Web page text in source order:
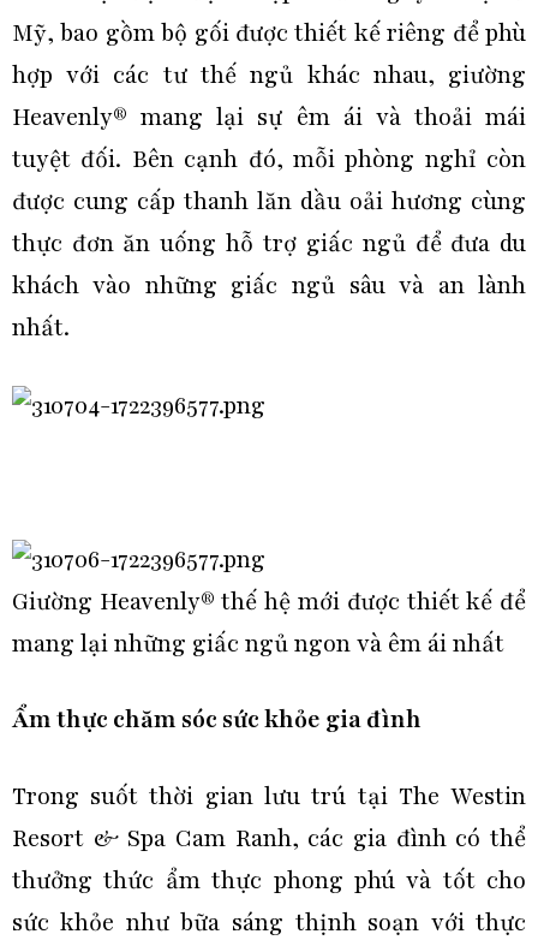
Mỹ, bao gồm bộ gối được thiết kế riêng để phù
hợp với các tư thế ngủ khác nhau, giường
Heavenly® mang lại sự êm ái và thoải mái
tuyệt đối. Bên cạnh đó, mỗi phòng nghỉ còn
được cung cấp thanh lăn dầu oải hương cùng
thực đơn ăn uống hỗ trợ giấc ngủ để đưa du
khách vào những giấc ngủ sâu và an lành
nhất.
Giường Heavenly® thế hệ mới được thiết kế để
mang lại những giấc ngủ ngon và êm ái nhất
Ẩm thực chăm sóc sức khỏe gia đình
Trong suốt thời gian lưu trú tại The Westin
Resort & Spa Cam Ranh, các gia đình có thể
thưởng thức ẩm thực phong phú và tốt cho
sức khỏe như bữa sáng thịnh soạn với thực